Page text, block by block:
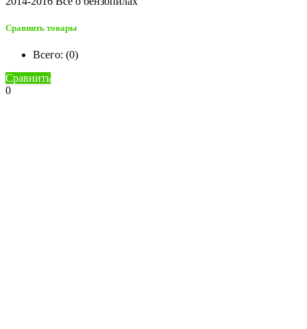
Сравнить товары
Всего: (0)
Сравнить
0